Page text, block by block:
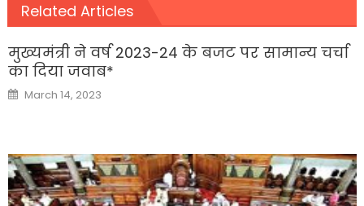
Related Articles
मुख्यमंत्री ने वर्ष 2023-24 के बजट पर सामान्य चर्चा
का दिया जवाब*
Posted
on
March 14, 2023